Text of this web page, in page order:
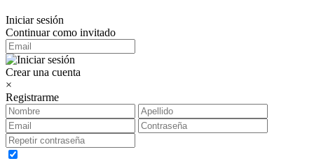
Iniciar sesión
Continuar como invitado
Crear una cuenta
×
Registrarme